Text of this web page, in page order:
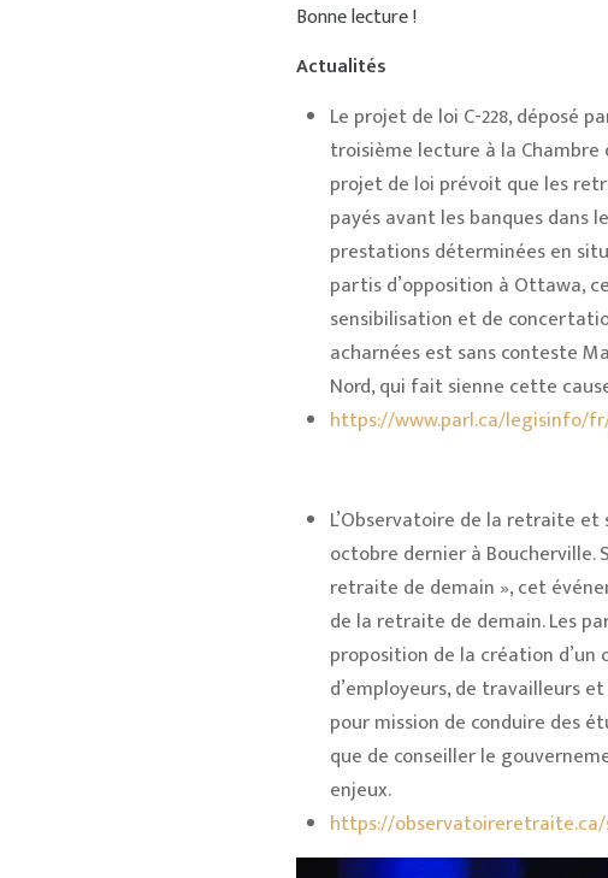
Bonne lecture !
Actualités
Le projet de loi C-228, déposé
troisième lecture à la Chambre
projet de loi prévoit que les
payés avant les banques
prestations déterminées en
partis d’opposition à Ottawa,
sensibilisation et de
acharnées est sans conteste
Nord, qui fait sienne cette
https://www.parl.ca/legisinfo/
L’Observatoire de la retraite
octobre dernier à
retraite de demain », cet
de la retraite de demain. Les
proposition de la création
d’employeurs, de travailleurs
pour mission de conduire des
que de conseiller le
enjeux.
https://observatoireretraite.ca/